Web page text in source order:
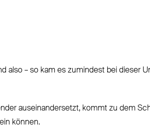
also – so kam es zumindest bei dieser
auseinandersetzt, kommt zu dem
können.